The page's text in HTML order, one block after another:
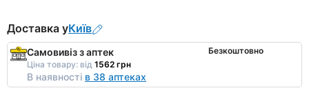
Доставка уКиїв
Самовивіз з аптек
Ціна товару: від 1562 грн
В наявності в 38 аптеках
Безкоштовно